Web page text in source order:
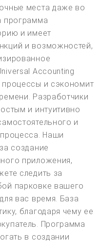
места даже во
программа
и имеет
и возможностей,
Accounting
и сэкономит
Разработчики
и интуитивно
и
Наши
создание
приложения,
следить за
парковке вашего
вас время. База
благодаря чему ее
Программа
в создании